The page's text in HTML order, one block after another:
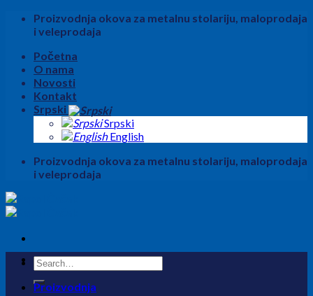
Skip
Proizvodnja okova za metalnu stolariju, maloprodaja
i veleprodaja
Početna
O nama
Novosti
Kontakt
Srpski
Srpski
English
Proizvodnja okova za metalnu stolariju, maloprodaja
i veleprodaja
Search
for:
Proizvodnja